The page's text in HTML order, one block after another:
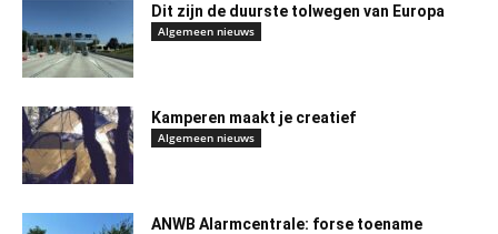
Dit zijn de duurste tolwegen van Europa
Algemeen nieuws
Kamperen maakt je creatief
Algemeen nieuws
ANWB Alarmcentrale: forse toename